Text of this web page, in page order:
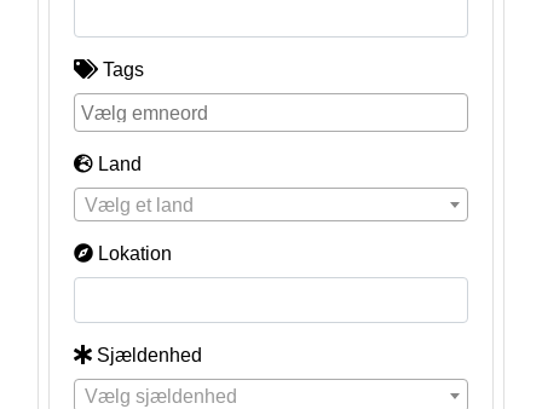
Tags
Land
Vælg et land
Lokation
Sjældenhed
Vælg sjældenhed